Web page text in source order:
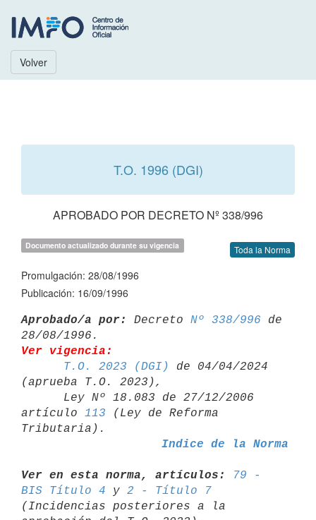
Volver
T.O. 1996 (DGI)
APROBADO POR DECRETO Nº 338/996
Documento actualizado durante su vigencia Toda la Norma
Promulgación: 28/08/1996
Publicación: 16/09/1996
Aprobado/a por: Decreto Nº 338/996 de
Ver vigencia:
T.O. 2023 (DGI)
de 04/04/2024
(aprueba T.O. 2023),
artículo 113 (Ley de Reforma
Indice de la Norma
Ver en esta norma, artículos:
79 -
BIS Título 4 y 2 - Título 7
(Incidencias posteriores a la